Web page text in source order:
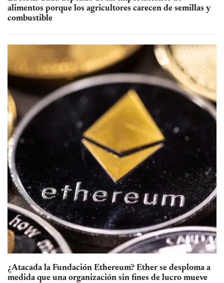
alimentos porque los agricultores carecen de semillas y
combustible
¿Atacada la Fundación Ethereum? Ether se desploma a
medida que una organización sin fines de lucro mueve